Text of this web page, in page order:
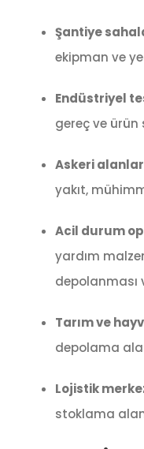
Şantiye
ekipman ve
Endüstriyel
gereç ve ürün
Askeri
yakıt,
Acil durum
yardım
depolanması
Tarım ve
depolama
Lojistik
stoklama